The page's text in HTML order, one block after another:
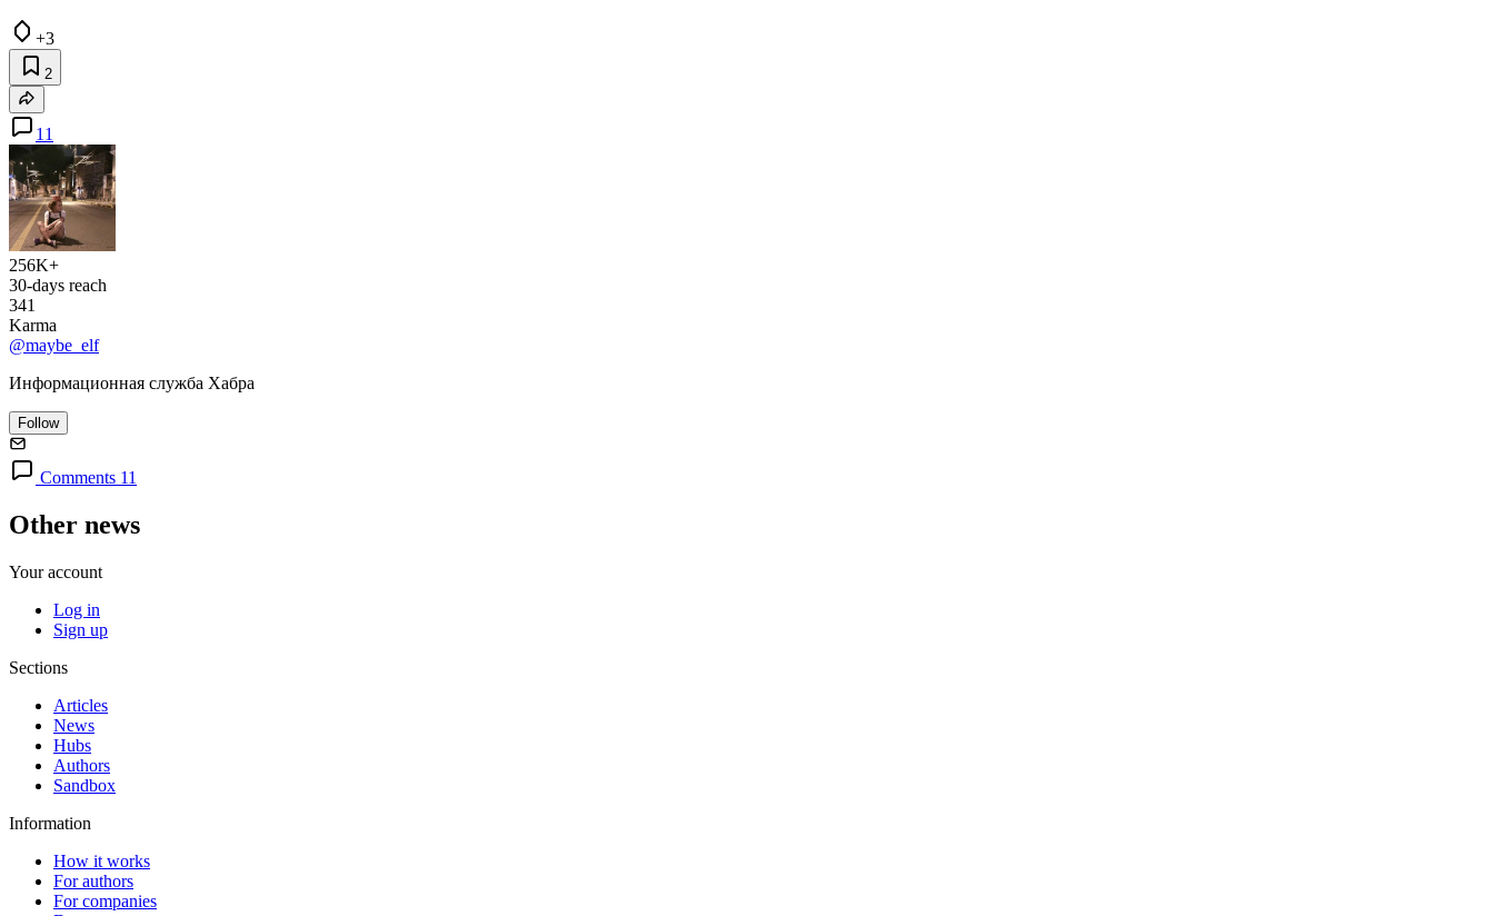
+3
2
11
256K+
30-days reach
341
Karma
@maybe_elf
Информационная служба Хабра
Follow
Comments 11
Other news
Your account
Log in
Sign up
Sections
Articles
News
Hubs
Authors
Sandbox
Information
How it works
For authors
For companies